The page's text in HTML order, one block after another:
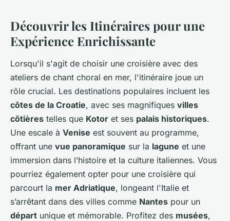
Découvrir les Itinéraires pour une
Expérience Enrichissante
Lorsqu'il s'agit de choisir une croisière avec des
ateliers de chant choral en mer, l'itinéraire joue un
rôle crucial. Les destinations populaires incluent les
côtes de la Croatie, avec ses magnifiques villes
côtières telles que Kotor et ses palais historiques.
Une escale à Venise est souvent au programme,
offrant une vue panoramique sur la lagune et une
immersion dans l’histoire et la culture italiennes. Vous
pourriez également opter pour une croisière qui
parcourt la mer Adriatique, longeant l'Italie et
s’arrêtant dans des villes comme Nantes pour un
départ unique et mémorable. Profitez des musées,